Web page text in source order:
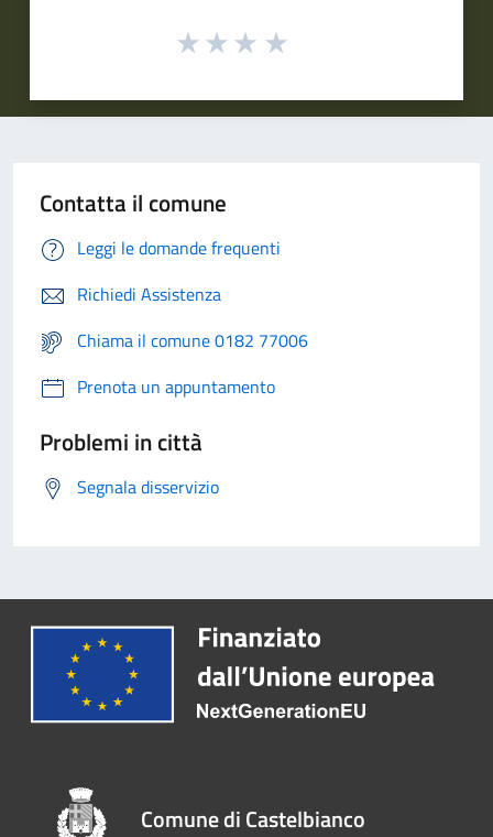
Contatta il comune
Leggi le domande frequenti
Richiedi Assistenza
Chiama il comune 0182 77006
Prenota un appuntamento
Problemi in città
Segnala disservizio
Comune di Castelbianco